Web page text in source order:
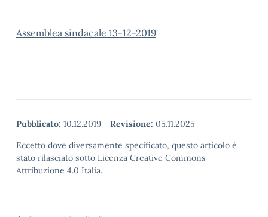
Assemblea sindacale 13-12-2019
Pubblicato: 10.12.2019 - Revisione: 05.11.2025
Eccetto dove diversamente specificato, questo articolo è
stato rilasciato sotto Licenza Creative Commons
Attribuzione 4.0 Italia.